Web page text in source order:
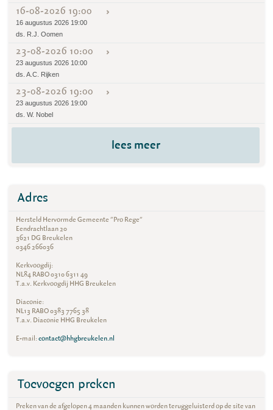
16-08-2026 19:00
16 augustus 2026 19:00
ds. R.J. Oomen
23-08-2026 10:00
23 augustus 2026 10:00
ds. A.C. Rijken
23-08-2026 19:00
23 augustus 2026 19:00
ds. W. Nobel
lees meer
Adres
Hersteld Hervormde Gemeente "Pro Rege"
Eendrachtlaan 20
3621 DG Breukelen
0346 266036
Kerkvoogdij:
NL84 RABO 0310 6311 49
T.a.v. Kerkvoogdij HHG Breukelen
Diaconie:
NL13 RABO 0383 7765 38
T.a.v. Diaconie HHG Breukelen
E-mail:contact@hhgbreukelen.nl
Toevoegen preken
Preken van de afgelopen 4 maanden kunnen worden teruggeluisterd op de site van